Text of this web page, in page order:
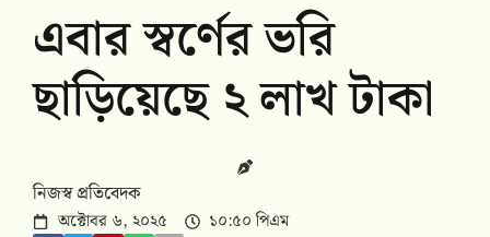
এবার স্বর্ণের ভরি
ছাড়িয়েছে ২ লাখ টাকা
নিজস্ব প্রতিবেদক
অক্টোবর ৬, ২০২৫ ১০:৫০ পিএম